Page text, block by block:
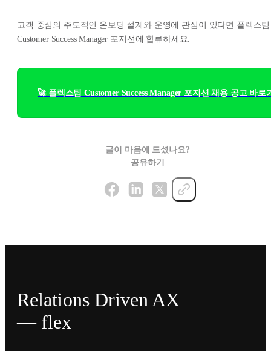
고객 중심의 주도적인 온보딩 설계와 운영에 관심이 있다면 플렉스팀
Customer Success Manager 포지션에 합류하세요.
🚀 플렉스팀 Customer Success Manager 포지션 채용 공고 바로
글이 마음에 드셨나요?
공유하기
Relations Driven AX
— flex